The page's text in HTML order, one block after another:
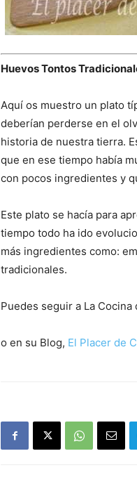
Huevos Tontos
Aquí os muestro un plato
deberían perderse en el
historia de nuestra tierra.
que en ese tiempo había
con pocos ingredientes y
Este plato se hacía para
tiempo todo ha ido
más ingredientes como:
tradicionales.
Puedes seguir a La Cocina
o en su Blog, El Placer de